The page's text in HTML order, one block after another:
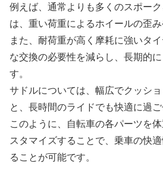
例えば、通常よりも多くのスポー
は、重い荷重によるホイールの歪み
また、耐荷重が高く摩耗に強いタ
な交換の必要性を減らし、長期的
す。
サドルについては、幅広でクッシ
と、長時間のライドでも快適に過ご
このように、自転車の各パーツを
スタマイズすることで、乗車の快
ることが可能です。